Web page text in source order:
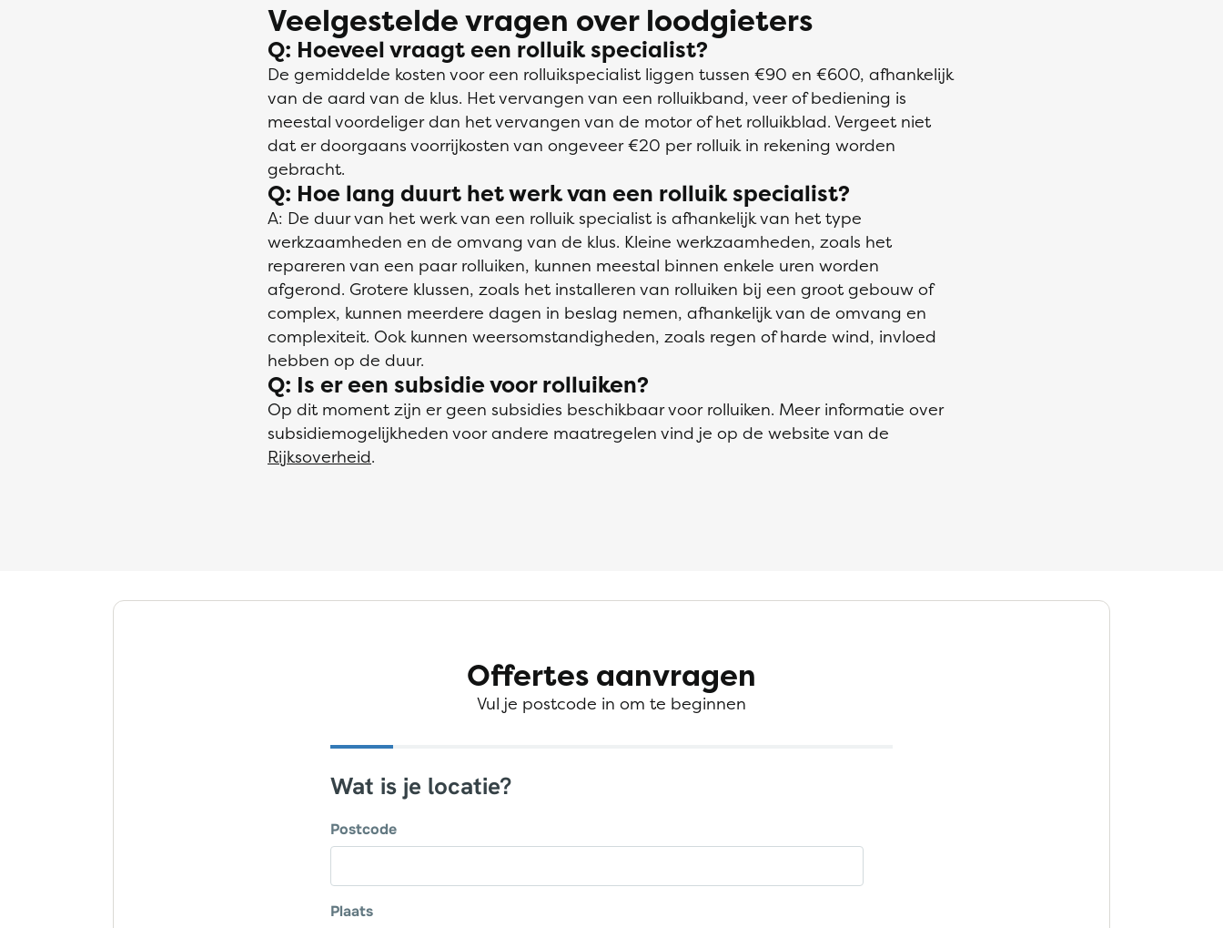
Veelgestelde vragen over loodgieters
Q: Hoeveel vraagt een rolluik specialist?
De gemiddelde kosten voor een rolluikspecialist liggen tussen €90 en €600, afhankelijk
van de aard van de klus. Het vervangen van een rolluikband, veer of bediening is
meestal voordeliger dan het vervangen van de motor of het rolluikblad. Vergeet niet
dat er doorgaans voorrijkosten van ongeveer €20 per rolluik in rekening worden
gebracht.
Q: Hoe lang duurt het werk van een rolluik specialist?
A: De duur van het werk van een rolluik specialist is afhankelijk van het type
werkzaamheden en de omvang van de klus. Kleine werkzaamheden, zoals het
repareren van een paar rolluiken, kunnen meestal binnen enkele uren worden
afgerond. Grotere klussen, zoals het installeren van rolluiken bij een groot gebouw of
complex, kunnen meerdere dagen in beslag nemen, afhankelijk van de omvang en
complexiteit. Ook kunnen weersomstandigheden, zoals regen of harde wind, invloed
hebben op de duur.
Q: Is er een subsidie voor rolluiken?
Op dit moment zijn er geen subsidies beschikbaar voor rolluiken. Meer informatie over
subsidiemogelijkheden voor andere maatregelen vind je op de website van de
Rijksoverheid.
Offertes aanvragen
Vul je postcode in om te beginnen